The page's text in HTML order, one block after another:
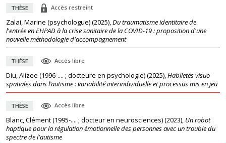
THÈSE Accès restreint
Zalai, Marine (psychologue)(2025),Du traumatisme identitaire de
l'entrée en EHPAD à la crise sanitaire de la COVID-19 : proposition d'une
nouvelle méthodologie d'accompagnement
THÈSE Accès libre
Diu, Alizee (1996-.... ; docteure en psychologie)(2025),Habiletés visuo-
spatiales dans l’autisme : variabilité interindividuelle et processus mis en jeu
THÈSE Accès libre
Blanc, Clément (1995-.... ; docteur en neurosciences)(2023), Un robot
haptique pour la régulation émotionnelle des personnes avec un trouble du
spectre de l'autisme